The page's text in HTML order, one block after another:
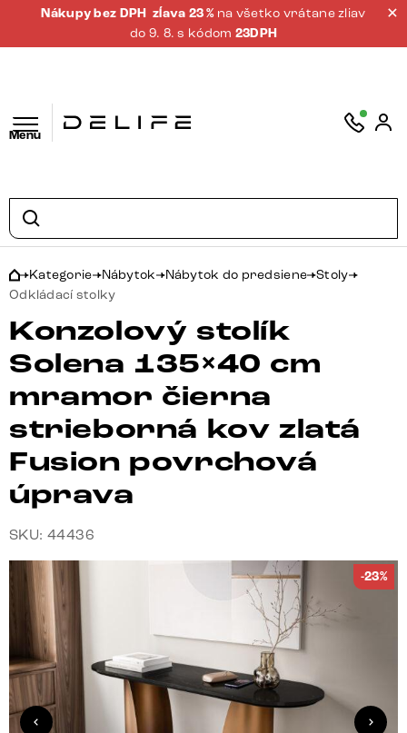
Nákupy bez DPH zĺava 23 % na všetko vrátane zliav
do 9. 8. s kódom 23DPH
Menu
Kategorie Nábytok Nábytok do predsiene Stoly
Odkládací stolky
Konzolový stolík
Solena 135×40 cm
mramor čierna
strieborná kov zlatá
Fusion povrchová
úprava
SKU: 44436
-23%